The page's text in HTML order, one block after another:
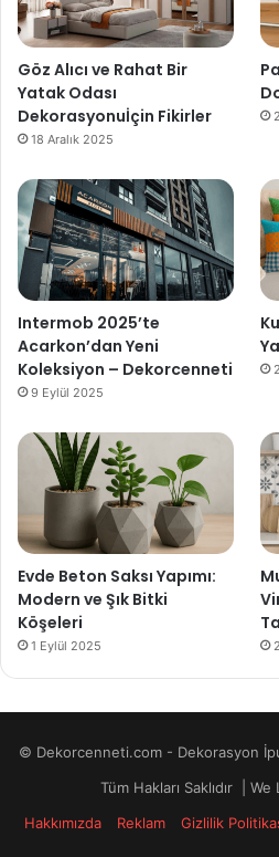
Göz Alıcı ve Rahat Bir
Yatak Odası
Dekorasyonuİçin Fikirler
18 Aralık 2025
Intermob 2025’te
Acarkon’dan Yeni
Koleksiyon – Dekorcenneti
9 Eylül 2025
Evde Beton Saksı Yapımı:
Modern ve Şık Bitki
Köşeleri
1 Eylül 2025
© Dekorcenneti.com - Dekorasyon
Tüm Hakları Saklıdır |
Hakkımızda
Reklam Gizlilik